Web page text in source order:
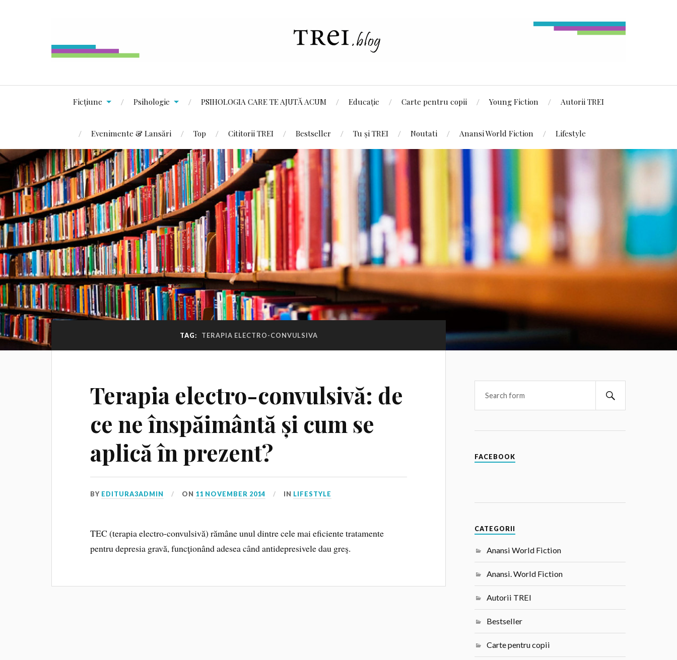
Ficțiune Psihologie PSIHOLOGIA CARE TE AJUTĂ ACUM Educație Carte pentru copii Young Fiction Autorii TREI
Evenimente & Lansări Top Cititorii TREI Bestseller Tu și TREI Noutati Anansi World Fiction Lifestyle
TAG: TERAPIA ELECTRO-CONVULSIVA
Terapia electro-convulsivă: de
ce ne înspăimântă și cum se
aplică în prezent?
BY EDITURA3ADMIN ON 11 NOVEMBER 2014 IN LIFESTYLE
TEC (terapia electro-convulsivă) rămâne unul dintre cele mai eficiente tratamente
pentru depresia gravă, funcţionând adesea când antidepresivele dau greş.
FACEBOOK
CATEGORII
Anansi World Fiction
Anansi. World Fiction
Autorii TREI
Bestseller
Carte pentru copii